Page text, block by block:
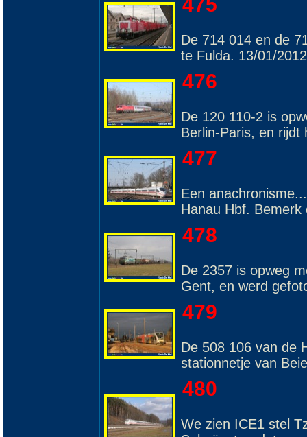
De 714 014 en de
te Fulda. 13/01/
476
De 120 110-2 is
Berlin-Paris, en rijdt
477
Een
Hanau Hbf. Bemerk
478
De 2357 is opweg
Gent, en werd
479
De 508 106 van de
stationnetje van
480
We zien ICE1 stel